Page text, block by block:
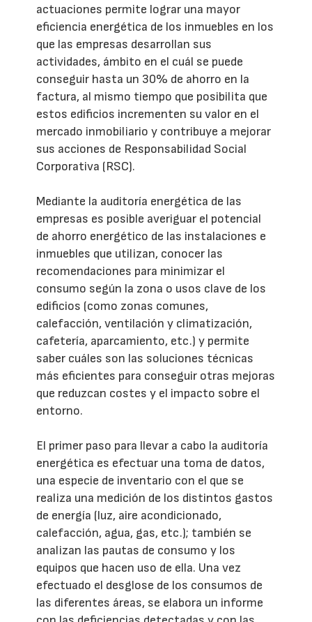
actuaciones permite lograr una mayor
eficiencia energética de los inmuebles en los
que las empresas desarrollan sus
actividades, ámbito en el cuál se puede
conseguir hasta un 30% de ahorro en la
factura, al mismo tiempo que posibilita que
estos edificios incrementen su valor en el
mercado inmobiliario y contribuye a mejorar
sus acciones de Responsabilidad Social
Corporativa (RSC).
Mediante la auditoría energética de las
empresas es posible averiguar el potencial
de ahorro energético de las instalaciones e
inmuebles que utilizan, conocer las
recomendaciones para minimizar el
consumo según la zona o usos clave de los
edificios (como zonas comunes,
calefacción, ventilación y climatización,
cafetería, aparcamiento, etc.) y permite
saber cuáles son las soluciones técnicas
más eficientes para conseguir otras mejoras
que reduzcan costes y el impacto sobre el
entorno.
El primer paso para llevar a cabo la auditoría
energética es efectuar una toma de datos,
una especie de inventario con el que se
realiza una medición de los distintos gastos
de energía (luz, aire acondicionado,
calefacción, agua, gas, etc.); también se
analizan las pautas de consumo y los
equipos que hacen uso de ella. Una vez
efectuado el desglose de los consumos de
las diferentes áreas, se elabora un informe